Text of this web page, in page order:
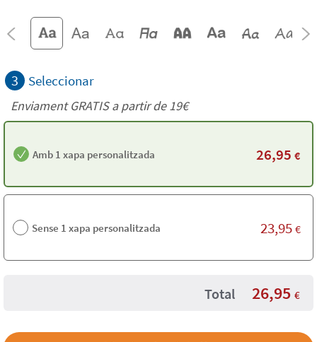
3 Seleccionar
Enviament GRATIS a partir de 19€
Amb 1 xapa personalitzada 26,95 €
Sense 1 xapa personalitzada 23,95 €
Total 26,95 €